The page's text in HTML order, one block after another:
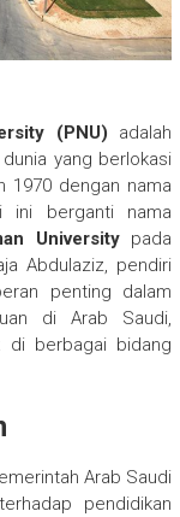
(PNU) adalah
yang berlokasi
1970 dengan nama
ini berganti nama
Universitypada
Abdulaziz, pendiri
penting dalam
di Arab Saudi,
di berbagai bidang
Arab Saudi
pendidikan